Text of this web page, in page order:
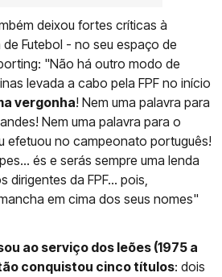
deixou fortes críticas à
Futebol - no seu espaço de
"Não há outro modo de
levada a cabo pela FPF no início
vergonha! Nem uma palavra para
Nem uma palavra para o
efetuou no campeonato português!
és e serás sempre uma lenda
dirigentes da FPF… pois,
em cima dos seus nomes"
ao serviço dos leões (1975 a
conquistou cinco títulos: dois